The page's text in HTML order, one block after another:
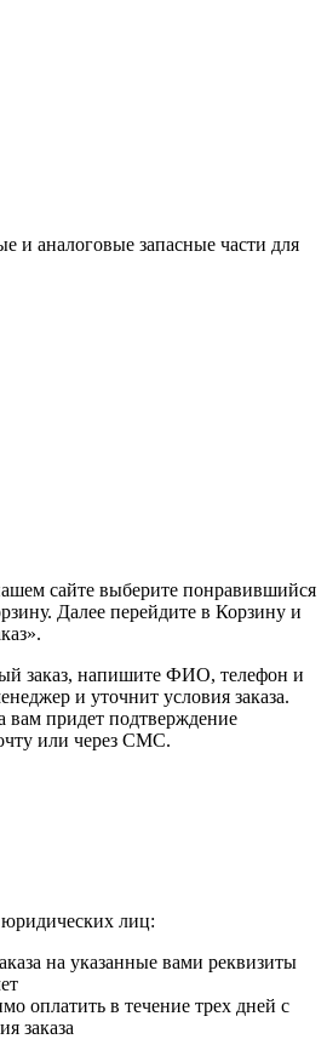
и аналоговые запасные части для
сайте выберите понравившийся
Далее перейдите в Корзину и
заказ, напишите ФИО, телефон и
и уточнит условия заказа.
вам придет подтверждение
или через СМС.
лиц:
на указанные вами реквизиты
оплатить в течение трех дней с
заказа